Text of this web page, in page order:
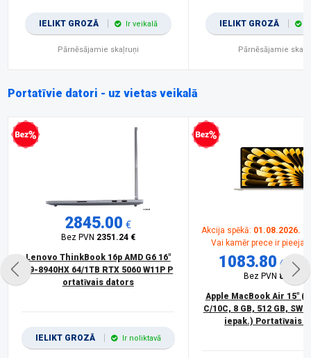
IELIKT GROZĀ Ir veikalā
Pārnēsājamie skaļruņi
IELIKT GROZĀ
Pārnēsājamie
Portatīvie datori - uz vietas veikalā
kredīts
2845.00 €
Bez PVN 2351.24 €
Lenovo ThinkBook 16p AMD G6 16"
R9-8940HX 64/1TB RTX 5060 W11P P
ortatīvais dators
IELIKT GROZĀ Ir noliktavā
Bezprocentu kredīts
Akcija spēkā: 01.08.2026. -
Vai kamēr prece ir
1083.80 €
Bez PVN 895.70
Apple MacBook Air 15"
C/10C, 8 GB, 512 GB,
iepak.) Portatīvais